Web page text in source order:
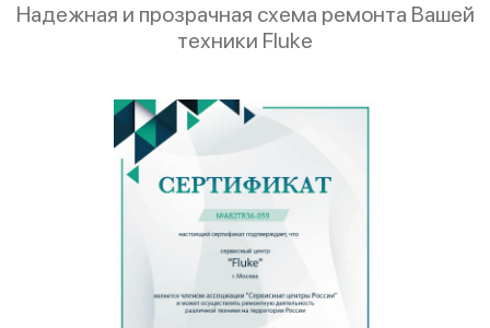
Надежная и прозрачная схема ремонта Вашей
техники Fluke